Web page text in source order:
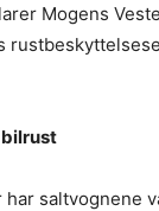
Mogens
har saltvognene